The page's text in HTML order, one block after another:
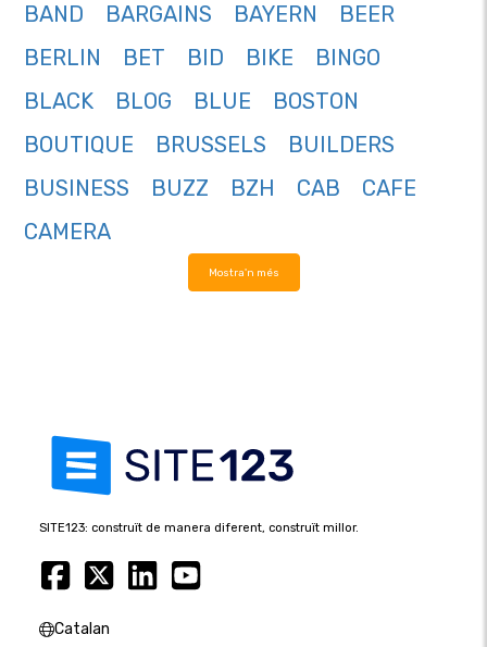
BAND
BARGAINS BAYERN
BEER
BERLIN
BET BID BIKE
BINGO
BLACK
BLOG BLUE
BOSTON
BOUTIQUE
BRUSSELS
BUILDERS
BUSINESS
BUZZ BZH CAB
CAFE
CAMERA
Mostra'n més
SITE123: construït de manera diferent, construït millor.
Catalan